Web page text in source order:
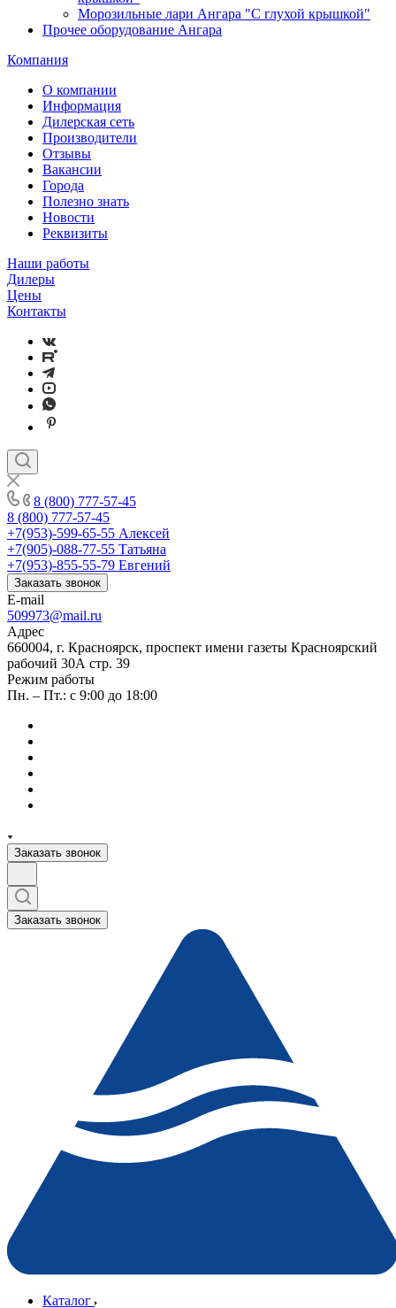
Морозильные лари Ангара "С глухой крышкой"
Прочее оборудование Ангара
Компания
О компании
Информация
Дилерская сеть
Производители
Отзывы
Вакансии
Города
Полезно знать
Новости
Реквизиты
Наши работы
Дилеры
Цены
Контакты
8 (800) 777-57-45
8 (800) 777-57-45
+7(953)-599-65-55 Алексей
+7(905)-088-77-55 Татьяна
+7(953)-855-55-79 Евгений
Заказать звонок
E-mail
509973@mail.ru
Адрес
660004, г. Красноярск, проспект имени газеты Красноярский
рабочий 30А стр. 39
Режим работы
Пн. – Пт.: с 9:00 до 18:00
Заказать звонок
Заказать звонок
Каталог